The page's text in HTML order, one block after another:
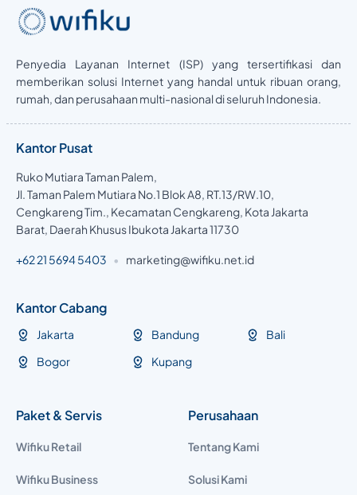
Penyedia Layanan Internet (ISP) yang tersertifikasi dan
memberikan solusi Internet yang handal untuk ribuan orang,
rumah, dan perusahaan multi-nasional di seluruh Indonesia.
Kantor Pusat
Ruko Mutiara Taman Palem,
Jl. Taman Palem Mutiara No.1 Blok A8, RT.13/RW.10,
Cengkareng Tim., Kecamatan Cengkareng, Kota Jakarta
Barat, Daerah Khusus Ibukota Jakarta 11730
+62 21 5694 5403 • marketing@wifiku.net.id
Kantor Cabang
Jakarta
Bogor
Bandung
Kupang
Bali
Paket & Servis
Wifiku Retail
Wifiku Business
Perusahaan
Tentang Kami
Solusi Kami